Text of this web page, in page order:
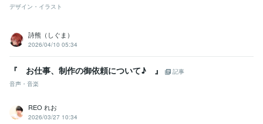
デザイン・イラスト
詩熊（しぐま）
2026/04/10 05:34
『 お仕事、制作の御依頼について♪ 』
記事
音声・音楽
REO れお
2026/03/27 10:34